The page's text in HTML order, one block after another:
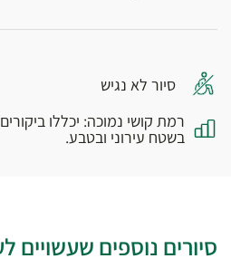
סיור לא נגיש
רמת קושי נמוכה: יכללו
בשטח עירוני ובטבע.
סיורים נוספים שעשויים